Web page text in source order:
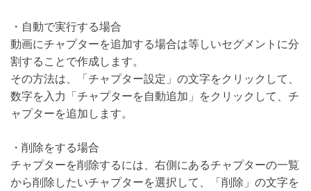
・自動で実行する場合
動画にチャプターを追加する場合は等しいセグメントに分
割することで作成します。
その方法は、「チャプター設定」の文字をクリックして、
数字を入力「チャプターを自動追加」をクリックして、チ
ャプターを追加します。
・削除をする場合
チャプターを削除するには、右側にあるチャプターの一覧
から削除したいチャプターを選択して、「削除」の文字を